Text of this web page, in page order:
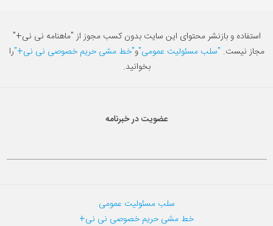
استفاده و بازنشر محتوای این سایت بدون کسب مجوز از "ماهنامه نی نی+"
مجاز نیست. "سلب مسئولیت عمومی"و"خط مشی حریم خصوصی نی نی+"را
بخوانید.
عضویت در خبرنامه
سلب مسئولیت عمومی
خط مشی حریم خصوصی نی نی+